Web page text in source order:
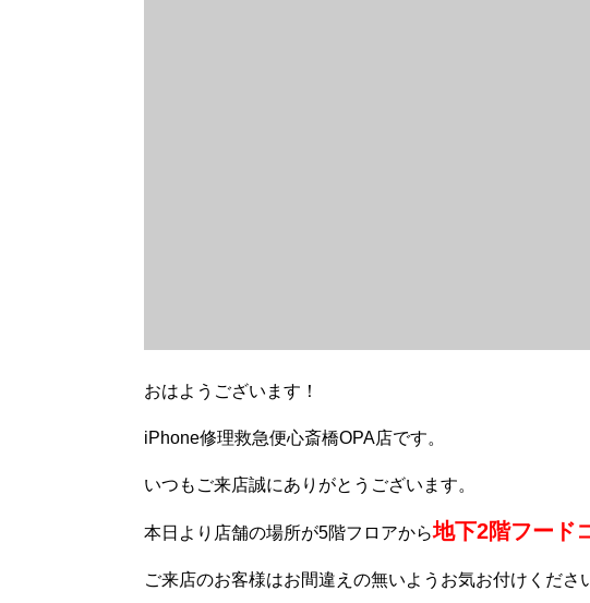
おはようございます！
iPhone修理救急便心斎橋OPA店です。
いつもご来店誠にありがとうございます。
本日より店舗の場所が5階フロアから地下2階フード
ご来店のお客様はお間違えの無いようお気お付けくださ